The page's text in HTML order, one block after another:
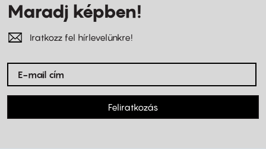
Maradj képben!
Iratkozz fel hírlevelünkre!
Feliratkozás